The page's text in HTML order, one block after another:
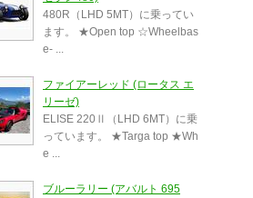
480R（LHD 5MT）に乗ってい
ます。 ★Open top ☆Wheelbas
e- ...
ファイアーレッド (ロータス エ
リーゼ)
ELISE 220Ⅱ（LHD 6MT）に乗
っています。 ★Targa top ★Wh
e ...
ブルーラリー (アバルト 695